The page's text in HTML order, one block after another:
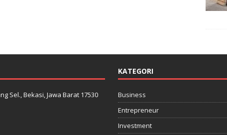
Sel., Bekasi, Jawa Barat 17530
KATEGORI
Business
Entrepreneur
Investment